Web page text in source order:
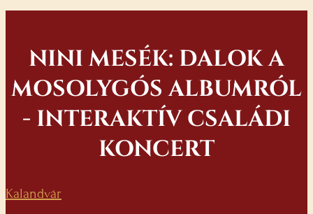
NINI MESÉK: DALOK A
MOSOLYGÓS ALBUMRÓL
- INTERAKTÍV CSALÁDI
KONCERT
Kalandvár